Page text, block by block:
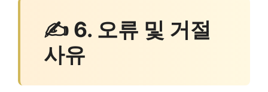
✍ 6. 오류 및 거절
사유